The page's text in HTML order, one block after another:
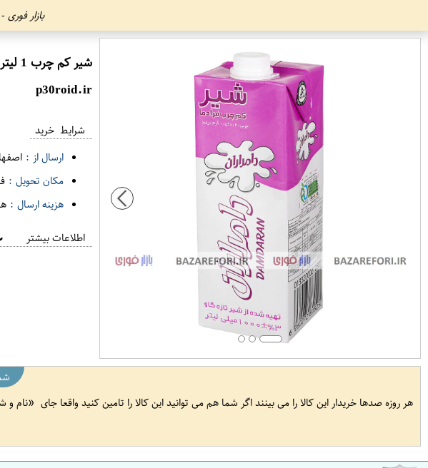
بازار
شیر کم چرب 1 لیتری دامداران
p30roid.ir
شرایط خرید
ارسال از :
مکان تحویل :
هزینه ارسال :
اطلاعات بیشتر
هر روزه صدها خریدار این کالا را می بینند اگر شما هم می توانید این کالا را تامین کنید واقعا جای
نام و